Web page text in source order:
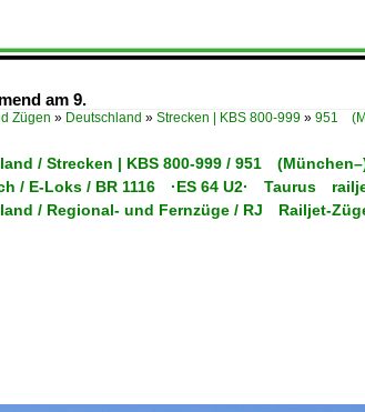
am 9.
Zügen » Deutschland » Strecken | KBS 800-999 » 951
/ Strecken | KBS 800-999 / 951
/ E-Loks / BR 1116 ·ES 64 U2· Taurus
/ Regional- und Fernzüge / RJ Railjet-